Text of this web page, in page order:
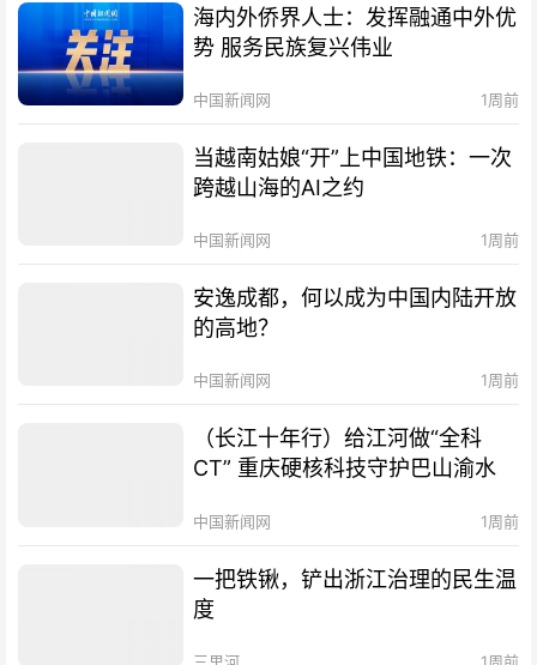
海内外侨界人士：发挥融通中外优
势 服务民族复兴伟业
中国新闻网 1周前
当越南姑娘“开”上中国地铁：一次
跨越山海的AI之约
中国新闻网 1周前
安逸成都，何以成为中国内陆开放
的高地？
中国新闻网 1周前
（长江十年行）给江河做“全科
CT” 重庆硬核科技守护巴山渝水
中国新闻网 1周前
一把铁锹，铲出浙江治理的民生温
度
三里河 1周前